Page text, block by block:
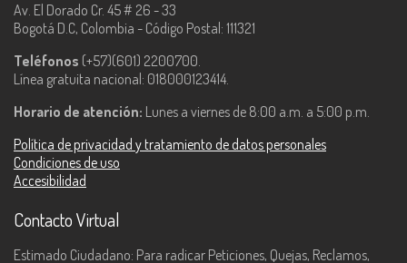
Av. El Dorado Cr. 45 # 26 - 33
Bogotá D.C, Colombia - Código Postal: 111321
Teléfonos (+57)(601) 2200700.
Línea gratuita nacional: 018000123414.
Horario de atención: Lunes a viernes de 8:00 a.m. a 5:00 p.m.
Política de privacidad y tratamiento de datos personales
Condiciones de uso
Accesibilidad
Contacto Virtual
Estimado Ciudadano: Para radicar Peticiones, Quejas, Reclamos,